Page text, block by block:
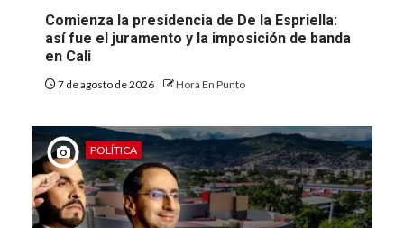
Comienza la presidencia de De la Espriella:
así fue el juramento y la imposición de banda
en Cali
7 de agosto de 2026 Hora En Punto
POLÍTICA